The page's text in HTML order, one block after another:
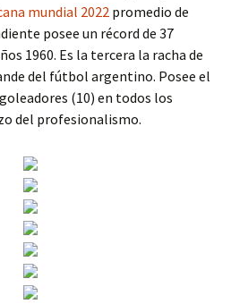
mundial 2022 promedio de
posee un récord de 37
1960. Es la tercera la racha de
del fútbol argentino. Posee el
(10) en todos los
del profesionalismo.